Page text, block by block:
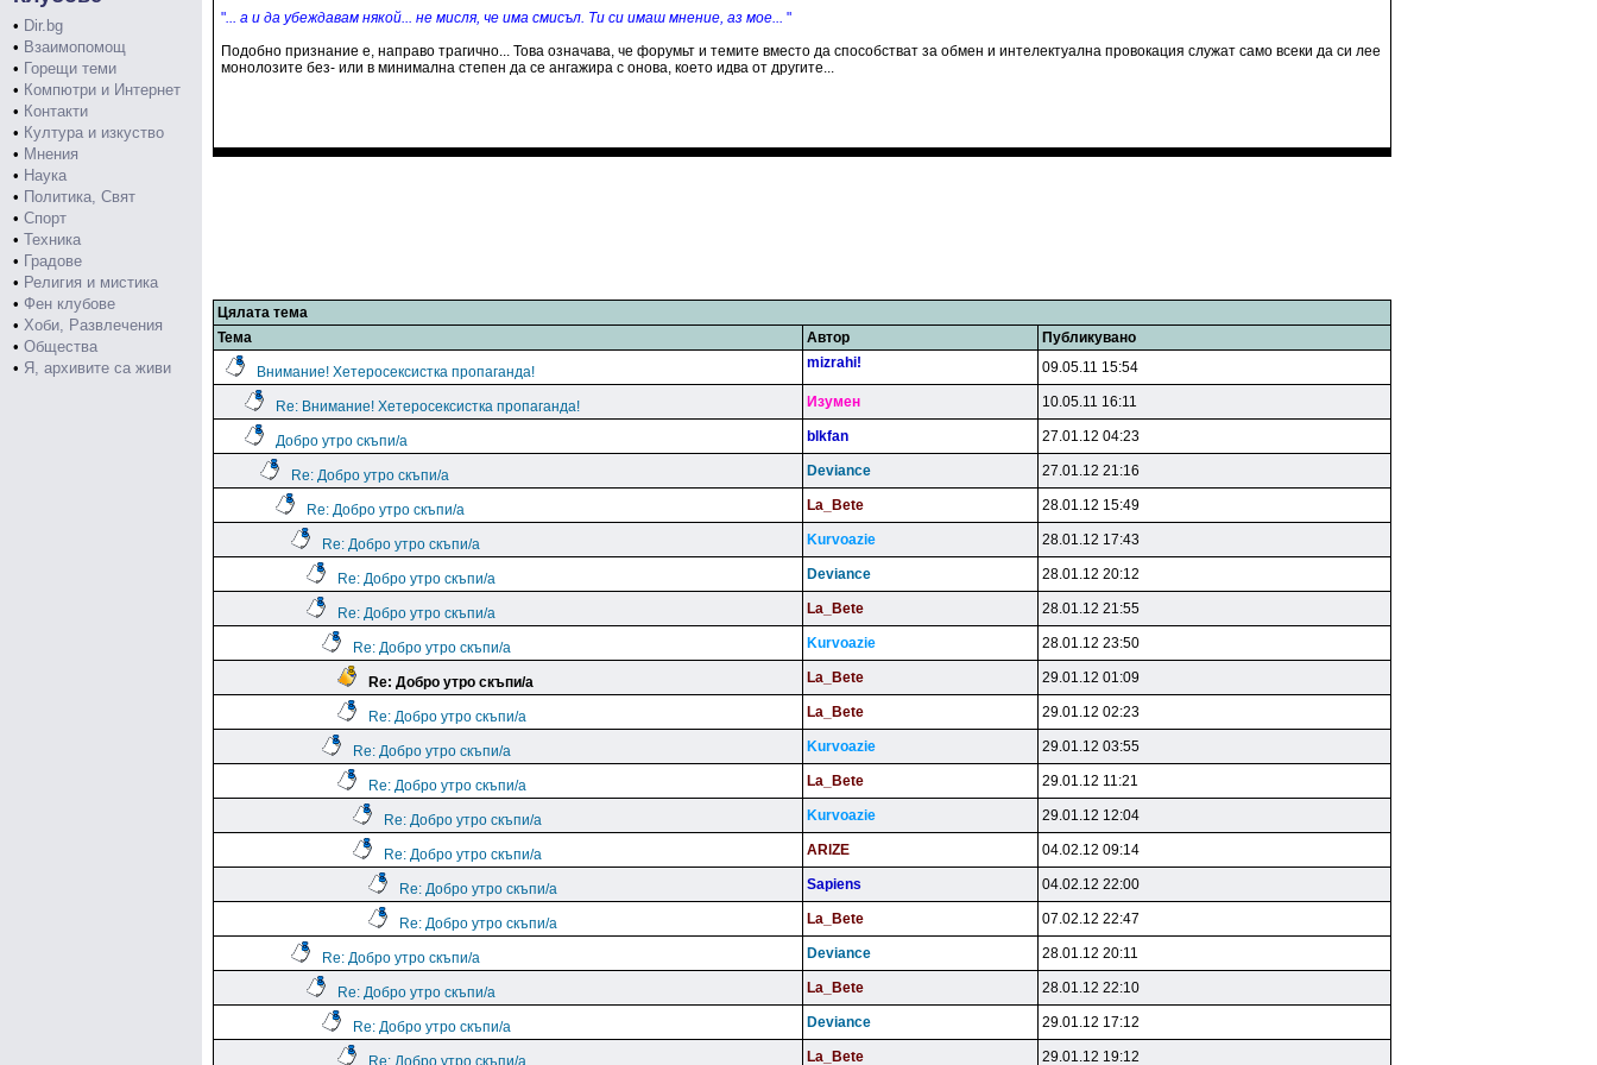
• Dir.bg
• Взаимопомощ
• Горещи теми
• Компютри и Интернет
• Контакти
• Култура и изкуство
• Мнения
• Наука
• Политика, Свят
• Спорт
• Техника
• Градове
• Религия и мистика
• Фен клубове
• Хоби, Развлечения
• Общества
• Я, архивите са живи
"... а и да убеждавам някой... не мисля, че има смисъл. Ти си имаш мнение, аз мое... "
Подобно признание е, направо трагично... Това означава, че форумьт и темите вместо да способстват за обмен и интелектуална провокация служат само всеки да си лее
монолозите без- или в минимална степен да се ангажира с онова, което идва от другите...
Цялата тема
Тема
Автор Публикувано
Внимание! Хетеросексистка пропаганда!
mizrahi! 09.05.11 15:54
Re: Внимание! Хетеросексистка пропаганда! Изyмeн 10.05.11 16:11
Добро утро скъпи/а blkfan 27.01.12 04:23
Re: Добро утро скъпи/а Deviance 27.01.12 21:16
Re: Добро утро скъпи/а La_Bete 28.01.12 15:49
Re: Добро утро скъпи/а Kurvoazie 28.01.12 17:43
Re: Добро утро скъпи/а Deviance 28.01.12 20:12
Re: Добро утро скъпи/а La_Bete 28.01.12 21:55
Re: Добро утро скъпи/а Kurvoazie 28.01.12 23:50
Re: Добро утро скъпи/а La_Bete 29.01.12 01:09
Re: Добро утро скъпи/а La_Bete 29.01.12 02:23
Re: Добро утро скъпи/а Kurvoazie 29.01.12 03:55
Re: Добро утро скъпи/а La_Bete 29.01.12 11:21
Re: Добро утро скъпи/а Kurvoazie 29.01.12 12:04
Re: Добро утро скъпи/а ARlZE 04.02.12 09:14
Re: Добро утро скъпи/а Sapiens 04.02.12 22:00
Re: Добро утро скъпи/а La_Bete 07.02.12 22:47
Re: Добро утро скъпи/а Deviance 28.01.12 20:11
Re: Добро утро скъпи/а La_Bete 28.01.12 22:10
Re: Добро утро скъпи/а Deviance 29.01.12 17:12
Re: Добро утро скъпи/а La_Bete 29.01.12 19:12